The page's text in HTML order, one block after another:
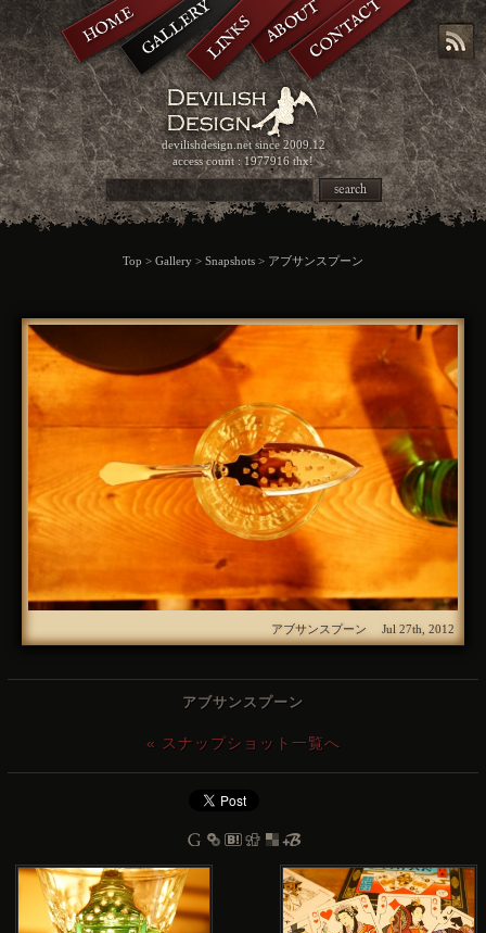
devilishdesign.netsince 2009.12
access count : 1977916 thx!
HOMEGALLERYLINKSABOUTCONTACT
search
Top > Gallery> Snapshots > アブサンスプーン
アブサンスプーン Jul 27th, 2012
アブサンスプーン
« スナップショット一覧へ